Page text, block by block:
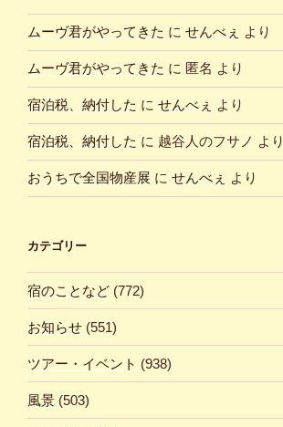
ムーヴ君がやってきた に せんべぇ より
ムーヴ君がやってきた に 匿名 より
宿泊税、納付した に せんべぇ より
宿泊税、納付した に 越谷人のフサノ より
おうちで全国物産展 に せんべぇ より
カテゴリー
宿のことなど (772)
お知らせ (551)
ツアー・イベント (938)
風景 (503)